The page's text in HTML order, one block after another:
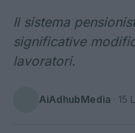
Il sistema
significative
lavoratori.
AiAdhubMedia · 15